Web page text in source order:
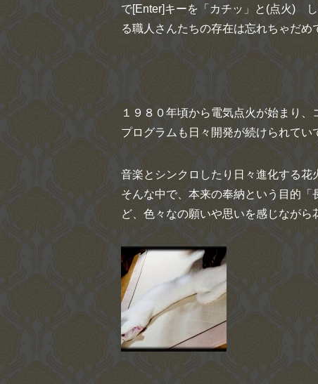
で[Enter]キーを「カチッ」と(点火)
る職人さんたちの存在は忘れちゃだめ
１９８０年頃から電気点火が始まり
プログラムも日々開発が続けられてい
音楽とシンクロしたり日々進化する花
そんな中で、本来の奉納という目的
ど、色々なの願いや思いを感じながら